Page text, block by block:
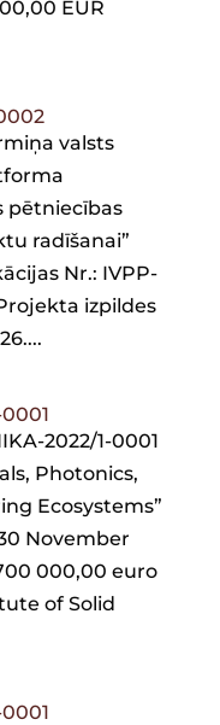
EUR
valsts
pētniecības
radīšanai”
Nr.: IVPP-
izpildes
2022/1-0001
Photonics,
Ecosystems”
November
000,00 euro
of Solid